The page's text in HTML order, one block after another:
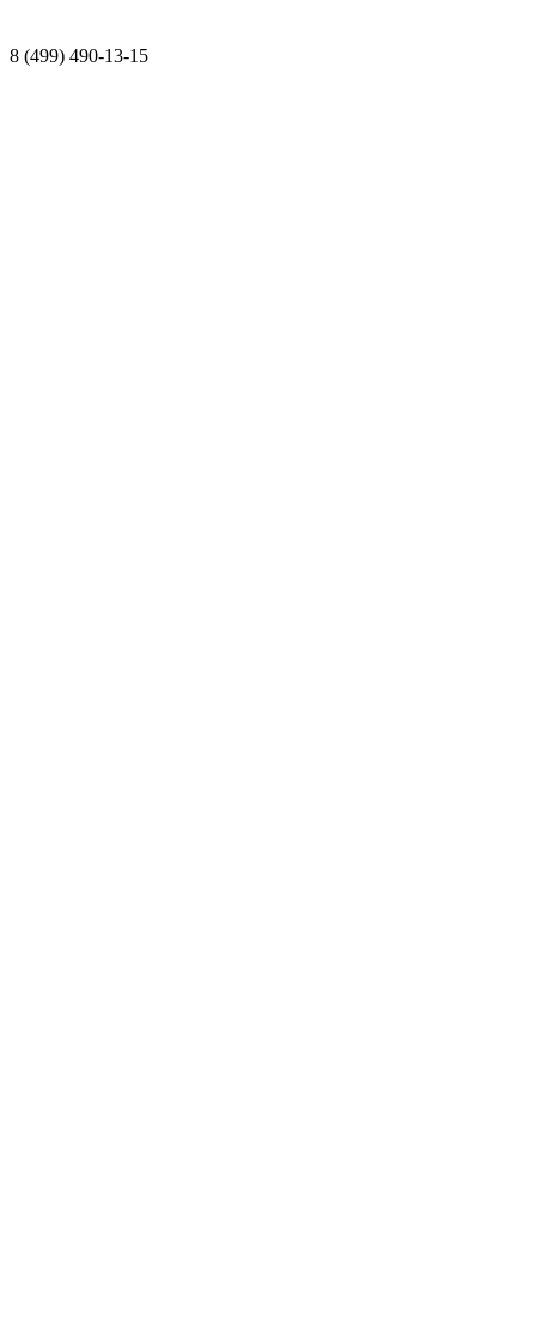
8 (499) 490-13-15